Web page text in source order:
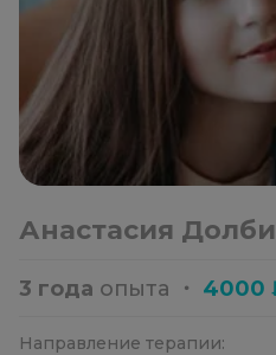
Анастасия
3 года опыта ・ 4000
Направление терапии: